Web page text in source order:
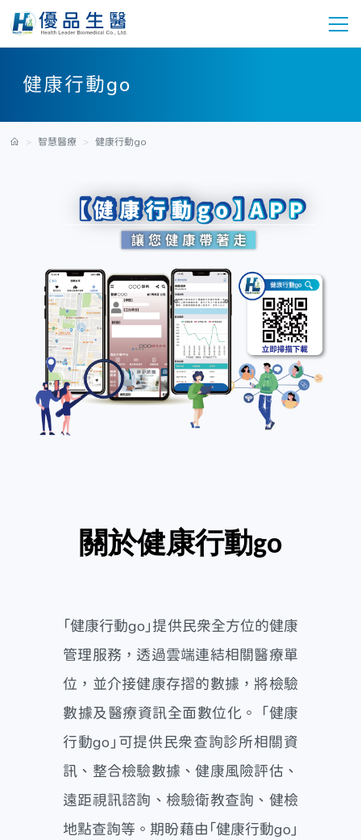
健康行動go
智慧醫療 健康行動go
關於健康行動go
「健康行動go」提供民眾全方位的健康
管理服務，透過雲端連結相關醫療單
位，並介接健康存摺的數據，將檢驗
數據及醫療資訊全面數位化。 「健康
行動go」可提供民眾查詢診所相關資
訊、整合檢驗數據、健康風險評估、
遠距視訊諮詢、檢驗衛教查詢、健檢
地點查詢等。期盼藉由「健康行動go」